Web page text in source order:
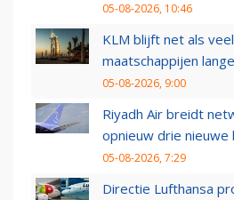
05-08-2026, 10:46
KLM blijft net als
maatschappijen
05-08-2026, 9:00
Riyadh Air breidt
opnieuw drie nieuwe
05-08-2026, 7:29
Directie Lufthansa